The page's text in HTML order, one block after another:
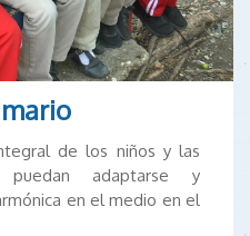
de los niños y las
puedan adaptarse y
en el medio en el